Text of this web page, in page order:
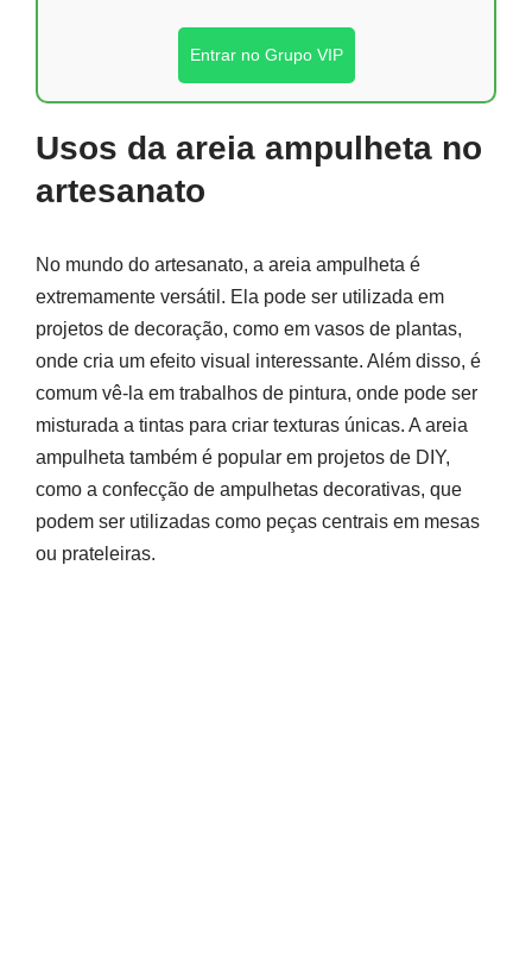
Entrar no Grupo VIP
Usos da areia ampulheta no
artesanato
No mundo do artesanato, a areia ampulheta é
extremamente versátil. Ela pode ser utilizada em
projetos de decoração, como em vasos de plantas,
onde cria um efeito visual interessante. Além disso, é
comum vê-la em trabalhos de pintura, onde pode ser
misturada a tintas para criar texturas únicas. A areia
ampulheta também é popular em projetos de DIY,
como a confecção de ampulhetas decorativas, que
podem ser utilizadas como peças centrais em mesas
ou prateleiras.